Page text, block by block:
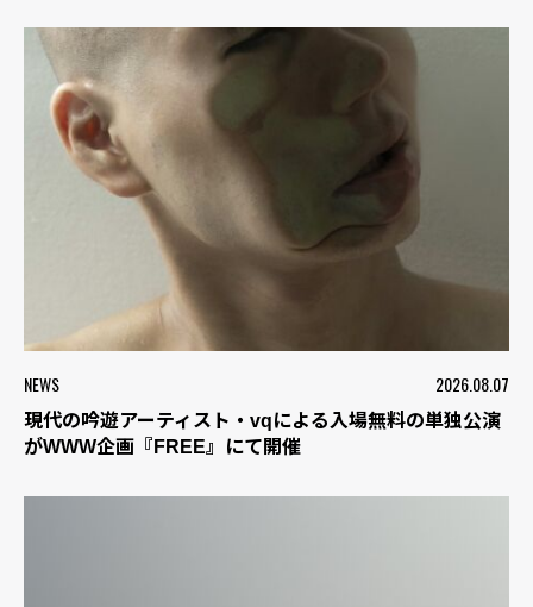
NEWS 2026.08.07
現代の吟遊アーティスト・vqによる入場無料の単独公演
がWWW企画『FREE』にて開催